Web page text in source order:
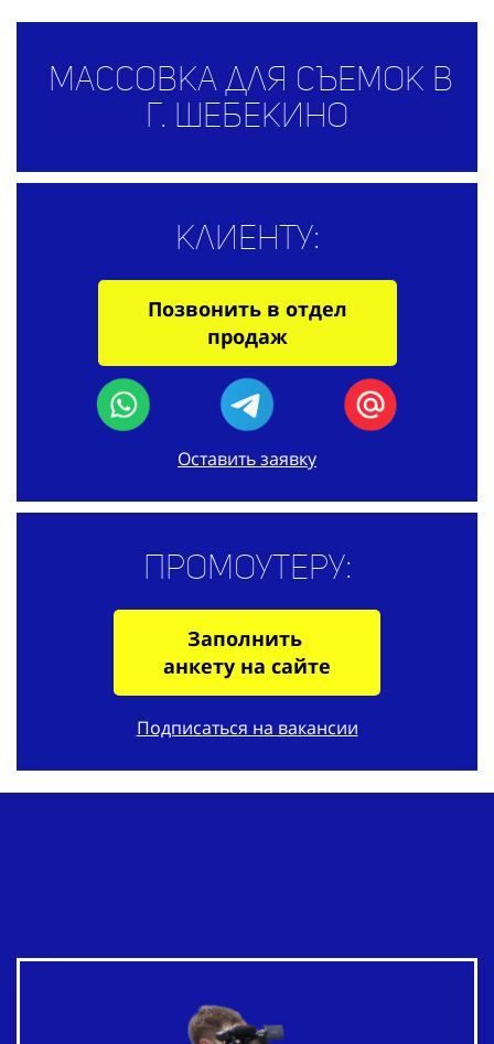
Массовка для съемок в
г. Шебекино
Клиенту:
Позвонить в отдел
продаж
Оставить заявку
Промоутеру:
Заполнить
анкету на сайте
Подписаться на вакансии